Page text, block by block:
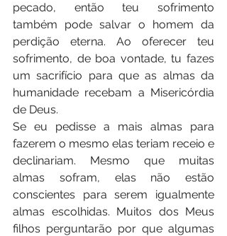
pecado, então teu sofrimento
também pode salvar o homem da
perdição eterna. Ao oferecer teu
sofrimento, de boa vontade, tu fazes
um sacrifício para que as almas da
humanidade recebam a Misericórdia
de Deus.
Se eu pedisse a mais almas para
fazerem o mesmo elas teriam receio e
declinariam. Mesmo que muitas
almas sofram, elas não estão
conscientes para serem igualmente
almas escolhidas. Muitos dos Meus
filhos perguntarão por que algumas